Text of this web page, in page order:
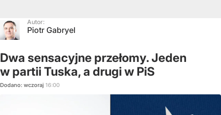
Autor:
Piotr Gabryel
Dwa sensacyjne przełomy. Jeden
w partii Tuska, a drugi w PiS
Dodano: wczoraj 16:00